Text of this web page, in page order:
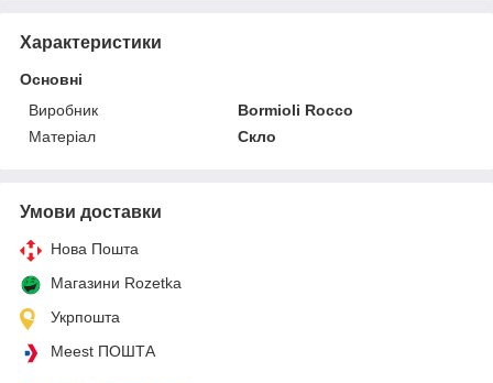
Характеристики
Основні
Виробник
Bormioli Rocco
Матеріал
Скло
Умови доставки
Нова Пошта
Магазини Rozetka
Укрпошта
Meest ПОШТА